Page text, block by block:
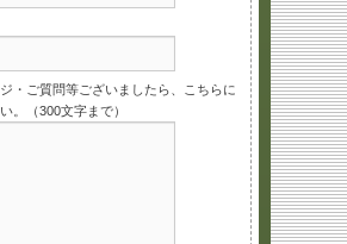
・ご質問等ございましたら、こちらに
。（300文字まで）